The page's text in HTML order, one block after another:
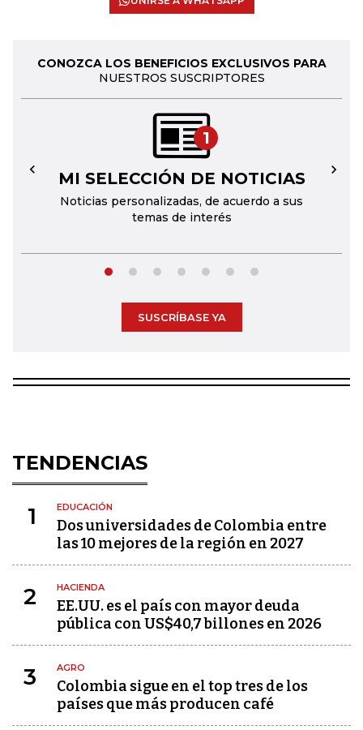
CONOZCA LOS BENEFICIOS EXCLUSIVOS PARA
NUESTROS SUSCRIPTORES
1
MI SELECCIÓN DE NOTICIAS
Noticias personalizadas, de acuerdo a sus
temas de interés
← →
SUSCRÍBASE YA
TENDENCIAS
1 EDUCACIÓN
Dos universidades de Colombia entre
las 10 mejores de la región en 2027
2 HACIENDA
EE.UU. es el país con mayor deuda
pública con US$40,7 billones en 2026
3 AGRO
Colombia sigue en el top tres de los
países que más producen café